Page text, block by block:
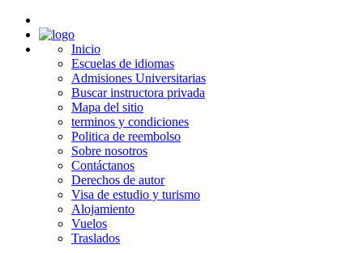
Inicio
Escuelas de idiomas
Admisiones Universitarias
Buscar instructora privada
Mapa del sitio
terminos y condiciones
Politica de reembolso
Sobre nosotros
Contáctanos
Derechos de autor
Visa de estudio y turismo
Alojamiento
Vuelos
Traslados